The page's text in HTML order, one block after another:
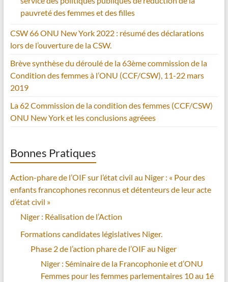
pauvreté des femmes et des filles
CSW 66 ONU New York 2022 : résumé des déclarations
lors de l’ouverture de la CSW.
Brève synthèse du déroulé de la 63ème commission de la
Condition des femmes à l’ONU (CCF/CSW), 11-22 mars
2019
La 62 Commission de la condition des femmes (CCF/CSW)
ONU New York et les conclusions agréees
Bonnes Pratiques
Action-phare de l’OIF sur l’état civil au Niger : « Pour des
enfants francophones reconnus et détenteurs de leur acte
d’état civil »
Niger : Réalisation de l’Action
Formations candidates législatives Niger.
Phase 2 de l’action phare de l’OIF au Niger
Niger : Séminaire de la Francophonie et d’ONU
Femmes pour les femmes parlementaires 10 au 1é